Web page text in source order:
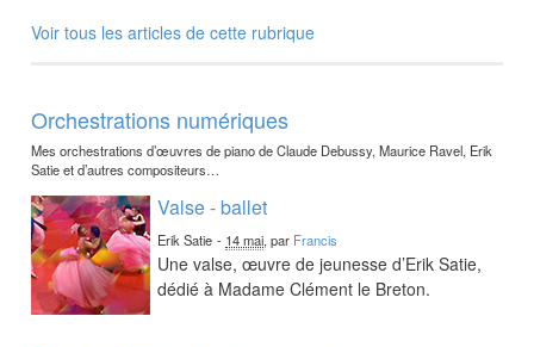
Voir tous les articles de cette rubrique
Orchestrations numériques
Mes orchestrations d’œuvres de piano de Claude Debussy, Maurice Ravel, Erik
Satie et d’autres compositeurs…
Valse - ballet
Erik Satie - 14 mai, par Francis
Une valse, œuvre de jeunesse d’Erik Satie,
dédié à Madame Clément le Breton.